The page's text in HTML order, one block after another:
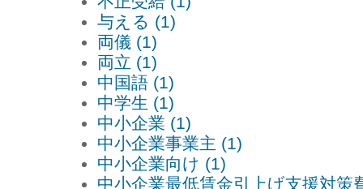
与える (1)
両儀 (1)
両立 (1)
中国語 (1)
中学生 (1)
中小企業 (1)
中小企業事業主 (1)
中小企業向け (1)
中小企業最低賃金引上げ支援対策